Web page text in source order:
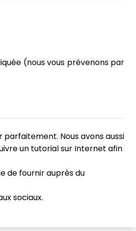
(nous vous prévenons par
Nous avons aussi
un tutorial sur Internet afin
de fournir auprès du
sociaux.